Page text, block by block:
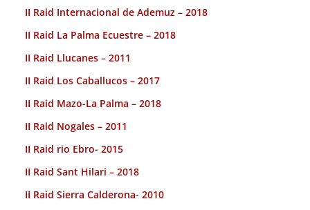
II Raid Internacional de Ademuz – 2018
II Raid La Palma Ecuestre – 2018
II Raid Llucanes – 2011
II Raid Los Caballucos – 2017
II Raid Mazo-La Palma – 2018
II Raid Nogales – 2011
II Raid rio Ebro- 2015
II Raid Sant Hilari – 2018
II Raid Sierra Calderona- 2010